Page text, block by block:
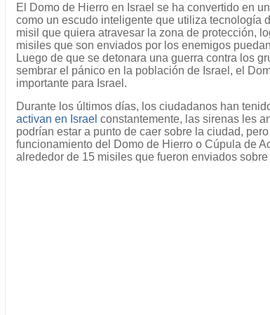
El Domo de Hierro en Israel se ha convertido en
como un escudo inteligente que utiliza tecnología
misil que quiera atravesar la zona de protección,
misiles que son enviados por los enemigos
Luego de que se detonara una guerra contra los
sembrar el pánico en la población de Israel, el
importante para Israel.
Durante los últimos días, los ciudadanos han
activan en Israel constantemente, las sirenas les
podrían estar a punto de caer sobre la ciudad,
funcionamiento del Domo de Hierro o Cúpula de
alrededor de 15 misiles que fueron enviados